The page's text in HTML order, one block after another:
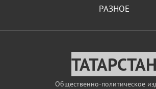
РАЗНОЕ
ТАТАРСТАН
Общественно-политическое